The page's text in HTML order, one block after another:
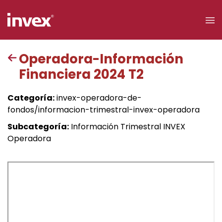
Acceso a
Buscar
Personas
Operadora-Información
Financiera 2024 T2
Categoría:invex-operadora-de-
fondos/informacion-trimestral-invex-operadora
Subcategoría: Información Trimestral INVEX
Operadora